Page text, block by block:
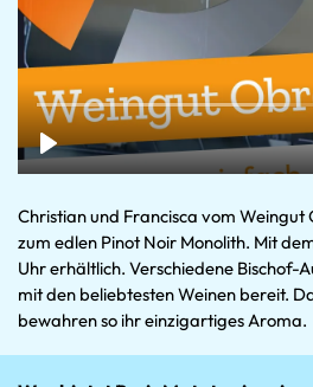
Christian und Francisca vom Weingut
zum edlen Pinot Noir Monolith. Mit
Uhr erhältlich. Verschiedene Bischof-
mit den beliebtesten Weinen bereit.
bewahren so ihr einzigartiges Aroma.